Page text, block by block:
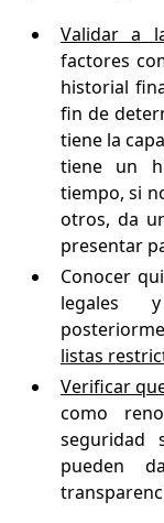
Validar a
factores
historial
fin de
tiene la
tiene un
tiempo, si
otros, da
presentar
Conocer
legales
listas
Verificar
como
seguridad
pueden